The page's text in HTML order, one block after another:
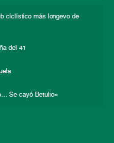
ciclístico más longevo de
del 41
Se cayó Betulio»